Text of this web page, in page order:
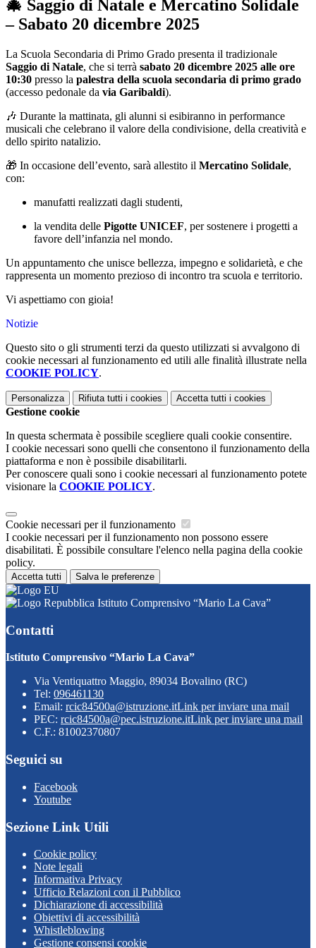
🎄 Saggio di Natale e Mercatino Solidale
– Sabato 20 dicembre 2025
La Scuola Secondaria di Primo Grado presenta il tradizionale
Saggio di Natale, che si terrà sabato 20 dicembre 2025 alle ore
10:30 presso la palestra della scuola secondaria di primo grado
(accesso pedonale da via Garibaldi).
🎶 Durante la mattinata, gli alunni si esibiranno in performance
musicali che celebrano il valore della condivisione, della creatività e
dello spirito natalizio.
🎁 In occasione dell’evento, sarà allestito il Mercatino Solidale,
con:
manufatti realizzati dagli studenti,
la vendita delle Pigotte UNICEF, per sostenere i progetti a
favore dell’infanzia nel mondo.
Un appuntamento che unisce bellezza, impegno e solidarietà, e che
rappresenta un momento prezioso di incontro tra scuola e territorio.
Vi aspettiamo con gioia!
Notizie
Questo sito o gli strumenti terzi da questo utilizzati si avvalgono di
cookie necessari al funzionamento ed utili alle finalità illustrate nella
COOKIE POLICY.
Personalizza Rifiuta tutti i cookies Accetta tutti i cookies
Gestione cookie
In questa schermata è possibile scegliere quali cookie consentire.
I cookie necessari sono quelli che consentono il funzionamento della
piattaforma e non è possibile disabilitarli.
Per conoscere quali sono i cookie necessari al funzionamento potete
visionare la COOKIE POLICY.
Cookie necessari per il funzionamento
I cookie necessari per il funzionamento non possono essere
disabilitati. È possibile consultare l'elenco nella pagina della cookie
policy.
Accetta tutti Salva le preferenze
Istituto Comprensivo “Mario La Cava”
Contatti
Istituto Comprensivo “Mario La Cava”
Via Ventiquattro Maggio, 89034 Bovalino (RC)
Tel: 096461130
Email: rcic84500a@istruzione.itLink per inviare una mail
PEC: rcic84500a@pec.istruzione.itLink per inviare una mail
C.F.: 81002370807
Seguici su
Facebook
Youtube
Sezione Link Utili
Cookie policy
Note legali
Informativa Privacy
Ufficio Relazioni con il Pubblico
Dichiarazione di accessibilità
Obiettivi di accessibilità
Whistleblowing
Gestione consensi cookie